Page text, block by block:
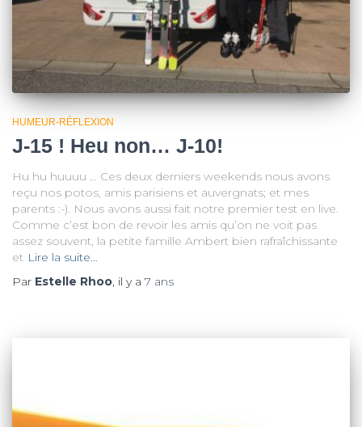
HUMEUR-RÉFLEXION
J-15 ! Heu non… J-10!
Hu hu huuuu … Ces deux derniers weekends nous avons
reçu nos potos, amis parisiens et auvergnats; et mes
parents :-). Nous avons aussi fait notre premier test en live.
Comme c’est bon de revoir les amis qu’on ne voit pas
assez souvent, la petite famille Ambert bien rafraîchissante
et Lire la suite…
Par Estelle Rhoo, il y a 7 ans